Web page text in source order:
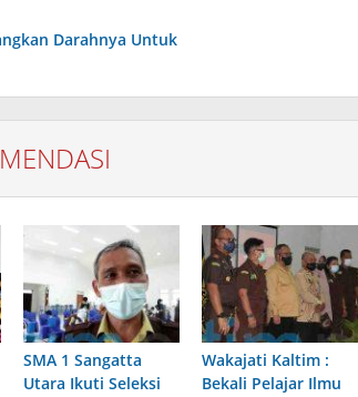
Darahnya Untuk
SMA 1 Sangatta
Utara Ikuti Seleksi
Wakajati Kaltim :
Bekali Pelajar Ilmu